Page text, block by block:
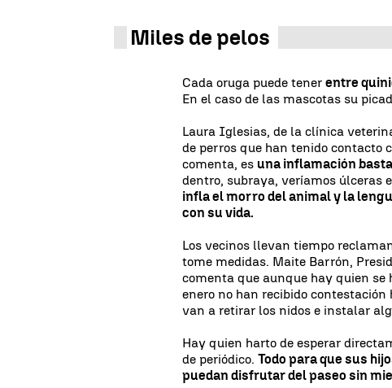
Miles de pelos
Cada oruga puede tenerentre
En el caso de las mascotas su
Laura Iglesias, de la clínica
de perros que han tenido contacto
comenta, es una inflamación
dentro, subraya, veríamos úlceras
infla el morro del animal y la
con su vida.
Los vecinos llevan tiempo
tome medidas. Maite Barrón,
comenta que aunque hay quien se
enero no han recibido
van a retirar los nidos e instalar
Hay quien harto de esperar
de periódico.Todo para que sus
puedan disfrutar del paseo sin